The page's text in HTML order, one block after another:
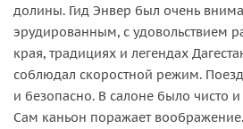
долины. Гид Энвер был очень
эрудированным, с удовольствием
края, традициях и легендах
соблюдал скоростной режим.
и безопасно. В салоне было чисто
Сам каньон поражает